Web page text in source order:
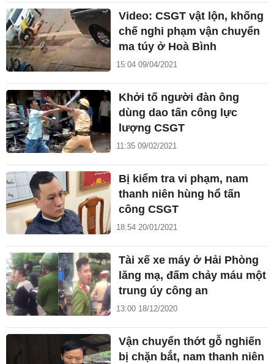
Video: CSGT vật lộn, khống
chế nghi phạm vận chuyển
ma túy ở Hoà Bình
15:04 09/04/2021
Khởi tố người đàn ông
dùng dao tấn công lực
lượng CSGT
11:35 09/02/2021
Bị kiểm tra vi phạm, nam
thanh niên hùng hổ tấn
công CSGT
18:54 20/01/2021
Tài xế xe máy ở Hải Phòng
lăng mạ, đấm chảy máu một
trung úy công an
13:00 18/12/2020
Vận chuyển thớt gỗ nghiến
bị chặn bắt, nam thanh niên